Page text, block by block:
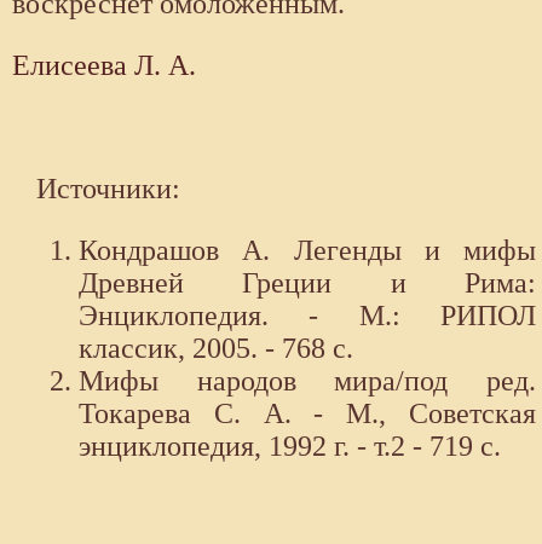
Елисеева Л. А.
Источники:
Кондрашов А. Легенды и мифы
Древней Греции и Рима:
Энциклопедия. - М.: РИПОЛ
классик, 2005. - 768 с.
Мифы народов мира/под ред.
Токарева С. А. - М., Советская
энциклопедия, 1992 г. - т.2 - 719 с.